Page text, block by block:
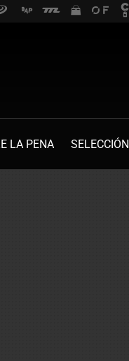
LA PENA SELECCIÓN